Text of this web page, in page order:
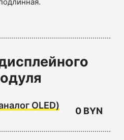
OLED)
0 BYN